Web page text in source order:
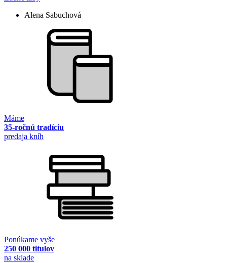
Alena Sabuchová
Máme
35-ročnú tradíciu
predaja kníh
Ponúkame vyše
250 000 titulov
na sklade